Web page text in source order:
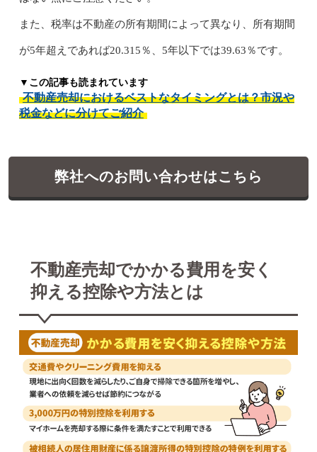
また、税率は不動産の所有期間によって異なり、所有期間
が5年超えであれば20.315％、5年以下では39.63％です。
▼この記事も読まれています
不動産売却におけるベストなタイミングとは？市況や
税金などに分けてご紹介
弊社へのお問い合わせはこちら
不動産売却でかかる費用を安く
抑える控除や方法とは